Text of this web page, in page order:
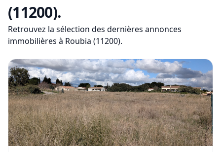
(11200).
Retrouvez la sélection des dernières annonces
immobilières à Roubia (11200).